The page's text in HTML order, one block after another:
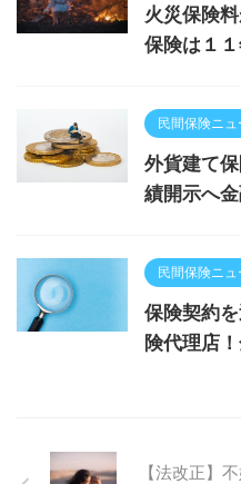
火災保険
保険は１
民間保険ニュ
外貨建て
績開示へ
民間保険ニュ
保険契約
険代理店
【法改正】